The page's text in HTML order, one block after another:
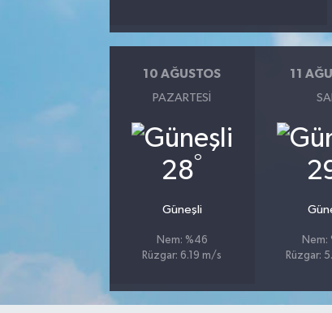
10 AĞUSTOS
PAZARTESI
28°
Güneşli
Nem: %46
Rüzgar: 6.19 m/s
11
SALI
Nem:
Rüzgar: